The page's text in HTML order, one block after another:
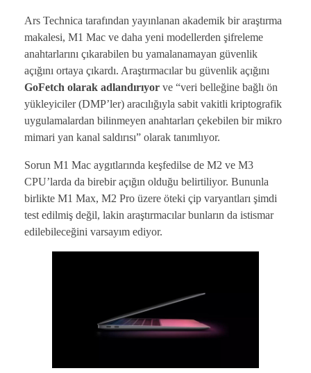
Ars Technica tarafından yayınlanan akademik bir araştırma
makalesi, M1 Mac ve daha yeni modellerden şifreleme
anahtarlarını çıkarabilen bu yamalanamayan güvenlik
açığını ortaya çıkardı. Araştırmacılar bu güvenlik açığını
GoFetch olarak adlandırıyor ve “veri belleğine bağlı ön
yükleyiciler (DMP’ler) aracılığıyla sabit vakitli kriptografik
uygulamalardan bilinmeyen anahtarları çekebilen bir mikro
mimari yan kanal saldırısı” olarak tanımlıyor.
Sorun M1 Mac aygıtlarında keşfedilse de M2 ve M3
CPU’larda da birebir açığın olduğu belirtiliyor. Bununla
birlikte M1 Max, M2 Pro üzere öteki çip varyantları şimdi
test edilmiş değil, lakin araştırmacılar bunların da istismar
edilebileceğini varsayım ediyor.